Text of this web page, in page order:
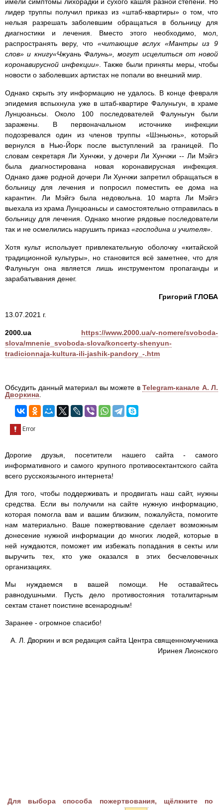
лидер труппы получил приказ из «штаб-квартиры» о том, что
нельзя разрешать заболевшим обращаться в больницу для
диагностики и лечения. Вместо этого необходимо, мол,
распространять веру, что «читающие вслух «Мантры из 9
слов» и книгу«Чжуань Фалунь», могут исцелиться от новой
коронавирусной инфекции». Также были приняты меры, чтобы
новости о заболевших артистах не попали во внешний мир.
Однако скрыть эту информацию не удалось. В конце февраля
эпидемия вспыхнула уже в штаб-квартире Фалуньгун, в храме
Лунцюаньсы. Около 100 последователей Фалуньгун были
заражены. В первоначальном источнике инфекции
подозревался один из членов труппы «Шэньюнь», который
вернулся в Нью-Йорк после выступлений за границей. По
словам секретаря Ли Хунчжи, у дочери Ли Хунчжи -- Ли Мэйгэ
была диагностирована новая коронавирусная инфекция.
Однако даже родной дочери Ли Хунчжи запретил обращаться в
больницу для лечения и попросил поместить ее дома на
карантин. Ли Мэйгэ была недовольна. 10 марта Ли Мэйгэ
выехала из храма Лунцюаньсы и самостоятельно отправилась в
больницу для лечения. Однако многие рядовые последователи
так и не осмелились нарушить приказ «господина и учителя»
Хотя культ использует привлекательную оболочку «китайской
традиционной культуры», но становится всё заметнее, что для
Фалуньгун она является лишь инструментом пропаганды и
зарабатывания денег.
Григорий ГЛОБА
13.07.2021 г.
2000.ua
https://www.2000.ua/v-nomere/svoboda-
slova/mnenie_svoboda-slova/koncerty-shenyun-
tradicionnaja-kultura-ili-jashik-pandory_-.htm
Обсудить данный материал вы можете в Telegram-канале А. Л.
Дворкина
Дорогие друзья, посетители нашего сайта - самого
информативного и самого крупного противосектантского сайта
всего русскоязычного интернета!
Для того, чтобы поддерживать и продвигать наш сайт, нужны
средства. Если вы получили на сайте нужную информацию,
которая помогла вам и вашим близким, пожалуйста, помогите
нам материально. Ваше пожертвование сделает возможным
донесение нужной информации до многих людей, которые в
ней нуждаются, поможет им избежать попадания в секты или
выручить тех, кто уже оказался в этих бесчеловечных
организациях.
Мы нуждаемся в вашей помощи. Не оставайтесь
равнодушными. Пусть дело противостояния тоталитарным
сектам станет поистине всенародным!
Заранее - огромное спасибо!
А. Л. Дворкин и вся редакция сайта Центра священномученика
Иринея Лионского
Для выбора способа пожертвования, щёлкните по